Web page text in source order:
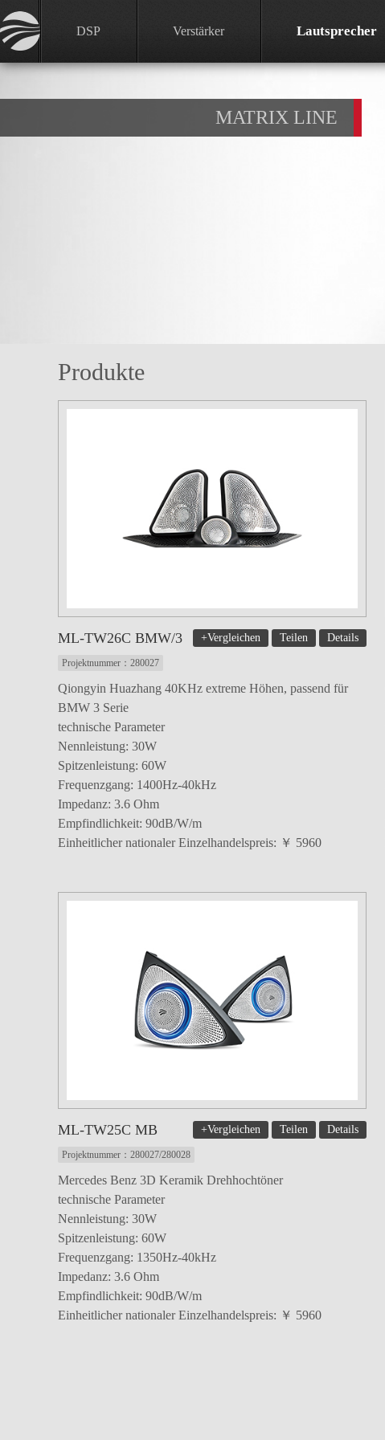
DSP Verstärker Lautsprecher
MATRIX LINE
Produkte
ML-TW26C BMW/3 +Vergleichen Teilen Details
Projektnummer：280027
Qiongyin Huazhang 40KHz extreme Höhen, passend für
BMW 3 Serie
technische Parameter
Nennleistung: 30W
Spitzenleistung: 60W
Frequenzgang: 1400Hz-40kHz
Impedanz: 3.6 Ohm
Empfindlichkeit: 90dB/W/m
Einheitlicher nationaler Einzelhandelspreis: ￥ 5960
ML-TW25C MB +Vergleichen Teilen Details
Projektnummer：280027/280028
Mercedes Benz 3D Keramik Drehhochtöner
technische Parameter
Nennleistung: 30W
Spitzenleistung: 60W
Frequenzgang: 1350Hz-40kHz
Impedanz: 3.6 Ohm
Empfindlichkeit: 90dB/W/m
Einheitlicher nationaler Einzelhandelspreis: ￥ 5960